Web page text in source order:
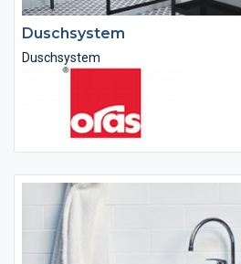
Duschsystem
Duschsystem